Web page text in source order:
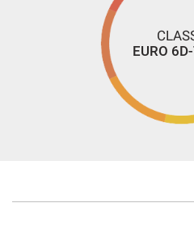
EURO